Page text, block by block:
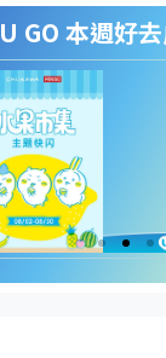
U GO 本週好